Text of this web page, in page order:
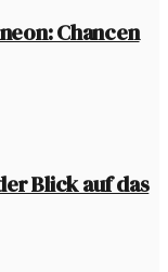
Chancen
Blick auf das